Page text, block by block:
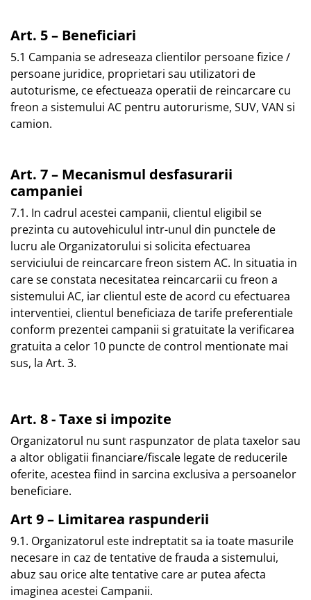
Art. 5 – Beneficiari
5.1 Campania se adreseaza clientilor persoane fizice /
persoane juridice, proprietari sau utilizatori de
autoturisme, ce efectueaza operatii de reincarcare cu
freon a sistemului AC pentru autorurisme, SUV, VAN si
camion.
Art. 7 – Mecanismul desfasurarii
campaniei
7.1. In cadrul acestei campanii, clientul eligibil se
prezinta cu autovehiculul intr-unul din punctele de
lucru ale Organizatorului si solicita efectuarea
serviciului de reincarcare freon sistem AC. In situatia in
care se constata necesitatea reincarcarii cu freon a
sistemului AC, iar clientul este de acord cu efectuarea
interventiei, clientul beneficiaza de tarife preferentiale
conform prezentei campanii si gratuitate la verificarea
gratuita a celor 10 puncte de control mentionate mai
sus, la Art. 3.
Art. 8 - Taxe si impozite
Organizatorul nu sunt raspunzator de plata taxelor sau
a altor obligatii financiare/fiscale legate de reducerile
oferite, acestea fiind in sarcina exclusiva a persoanelor
beneficiare.
Art 9 – Limitarea raspunderii
9.1. Organizatorul este indreptatit sa ia toate masurile
necesare in caz de tentative de frauda a sistemului,
abuz sau orice alte tentative care ar putea afecta
imaginea acestei Campanii.